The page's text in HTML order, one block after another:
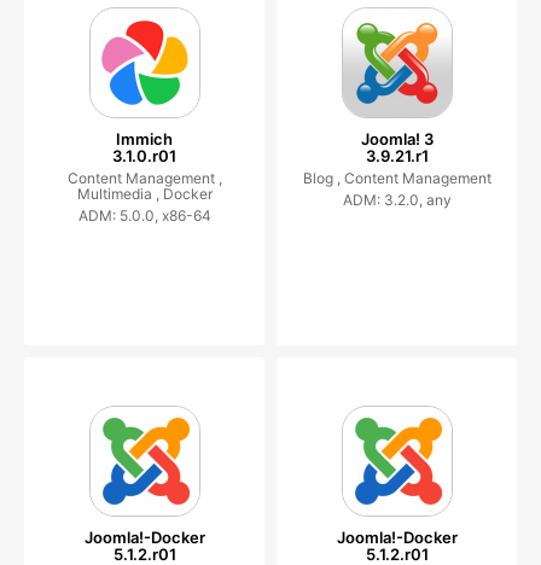
Immich
3.1.0.r01
Content Management ,
Multimedia , Docker
ADM: 5.0.0, x86-64
Joomla! 3
3.9.21.r1
Blog , Content Management
ADM: 3.2.0, any
Joomla!-Docker
5.1.2.r01
Joomla!-Docker
5.1.2.r01